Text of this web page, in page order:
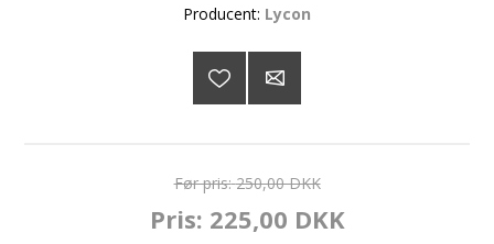
Producent: Lycon
Før pris: 250,00 DKK
Pris: 225,00 DKK